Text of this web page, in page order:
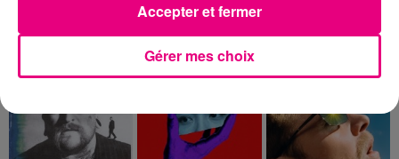
LE TOP
1 2 3
Gérer mes choix
Accepter et fermer